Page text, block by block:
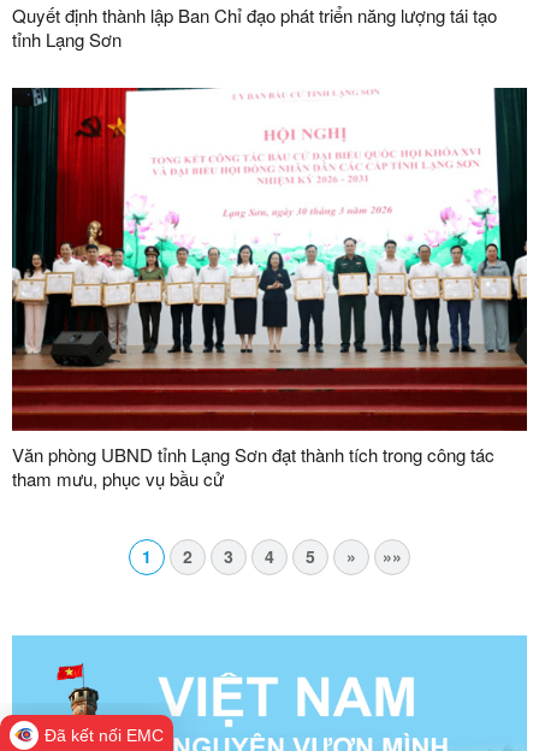
Quyết định thành lập Ban Chỉ đạo phát triển năng lượng tái tạo
tỉnh Lạng Sơn
Văn phòng UBND tỉnh Lạng Sơn đạt thành tích trong công tác
tham mưu, phục vụ bầu cử
1 2 3 4 5 » »»
Đã kết nối EMC